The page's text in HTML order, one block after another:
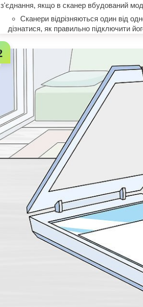
з'єднання, якщо в сканер вбудований
Сканери відрізняються один від
дізнатися, як правильно підключити